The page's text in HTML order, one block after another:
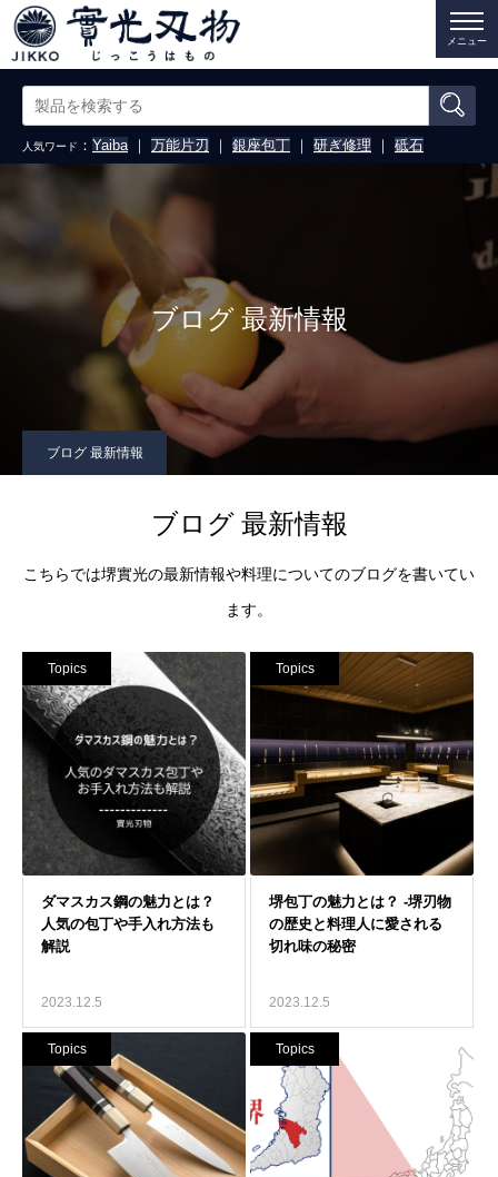
メニュー
人気ワード ： Yaiba｜ 万能片刃 ｜ 銀座包丁 ｜ 研ぎ修理 ｜ 砥石
ブログ 最新情報
ブログ 最新情報
ブログ 最新情報
こちらでは堺實光の最新情報や料理についてのブログを書いてい
ます。
Topics
2023.12.5
Topics
2023.12.5
Topics Topics